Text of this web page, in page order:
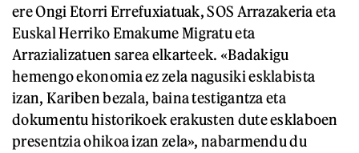
ere Ongi Etorri Errefuxiatuak, SOS Arrazakeria eta
Euskal Herriko Emakume Migratu eta
Arrazializatuen sarea elkarteek. «Badakigu
hemengo ekonomia ez zela nagusiki esklabista
izan, Kariben bezala, baina testigantza eta
dokumentu historikoek erakusten dute esklaboen
presentzia ohikoa izan zela», nabarmendu du